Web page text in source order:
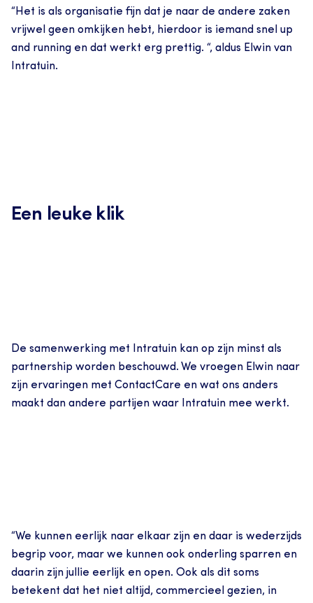
“Het is als organisatie fijn dat je naar de andere zaken
vrijwel geen omkijken hebt, hierdoor is iemand snel up
and running en dat werkt erg prettig. “, aldus Elwin van
Intratuin.
Een leuke klik
De samenwerking met Intratuin kan op zijn minst als
partnership worden beschouwd. We vroegen Elwin naar
zijn ervaringen met ContactCare en wat ons anders
maakt dan andere partijen waar Intratuin mee werkt.
“We kunnen eerlijk naar elkaar zijn en daar is wederzijds
begrip voor, maar we kunnen ook onderling sparren en
daarin zijn jullie eerlijk en open. Ook als dit soms
betekent dat het niet altijd, commercieel gezien, in